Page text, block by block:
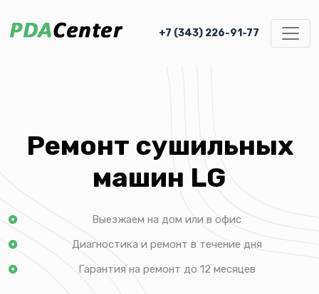
+7 (343) 226-91-77
Ремонт сушильных
машин LG
Выезжаем на дом или в офис
Диагностика и ремонт в течение дня
Гарантия на ремонт до 12 месяцев